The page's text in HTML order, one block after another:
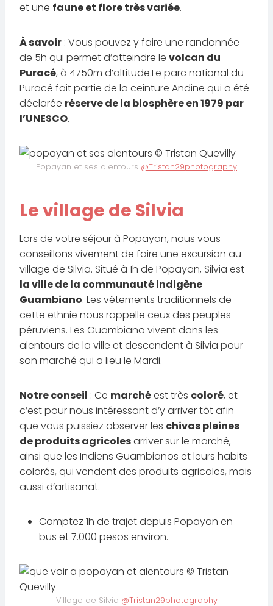
et une faune et flore très variée.
À savoir : Vous pouvez y faire une randonnée
de 5h qui permet d’atteindre le volcan du
Puracé, à 4750m d’altitude.Le parc national du
Puracé fait partie de la ceinture Andine qui a été
déclarée réserve de la biosphère en 1979 par
l’UNESCO.
Popayan et ses alentours @Tristan29photography
Le village de Silvia
Lors de votre séjour à Popayan, nous vous
conseillons vivement de faire une excursion au
village de Silvia. Situé à 1h de Popayan, Silvia est
la ville de la communauté indigène
Guambiano. Les vêtements traditionnels de
cette ethnie nous rappelle ceux des peuples
péruviens. Les Guambiano vivent dans les
alentours de la ville et descendent à Silvia pour
son marché qui a lieu le Mardi.
Notre conseil : Ce marchéest très coloré, et
c’est pour nous intéressant d’y arriver tôt afin
que vous puissiez observer les chivas pleines
de produits agricolesarriver sur le marché,
ainsi que les Indiens Guambianos et leurs habits
colorés, qui vendent des produits agricoles, mais
aussi d’artisanat.
Comptez 1h de trajet depuis Popayan en
bus et 7.000 pesos environ.
Village de Silvia @Tristan29photography